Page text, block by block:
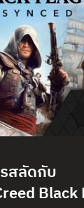
สลัดกับ
Black